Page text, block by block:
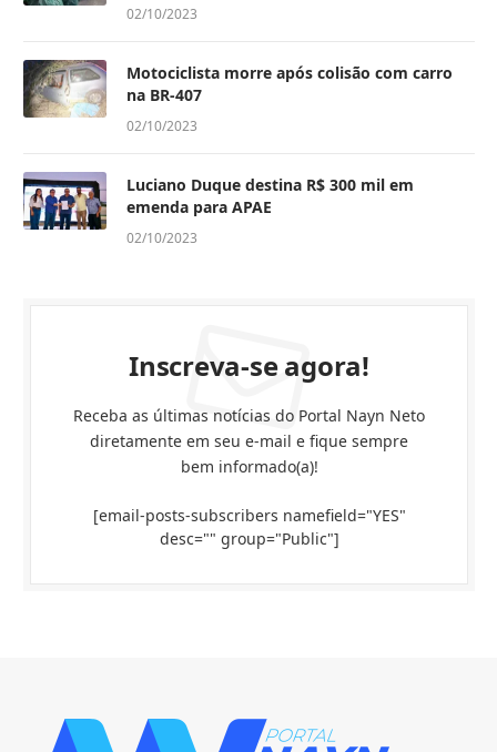
02/10/2023
Motociclista morre após colisão com carro
na BR-407
02/10/2023
Luciano Duque destina R$ 300 mil em
emenda para APAE
02/10/2023
Inscreva-se agora!
Receba as últimas notícias do Portal Nayn Neto
diretamente em seu e-mail e fique sempre
bem informado(a)!
[email-posts-subscribers namefield="YES"
desc="" group="Public"]